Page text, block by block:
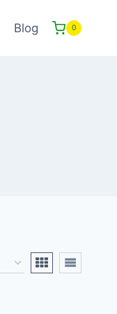
Blog 0